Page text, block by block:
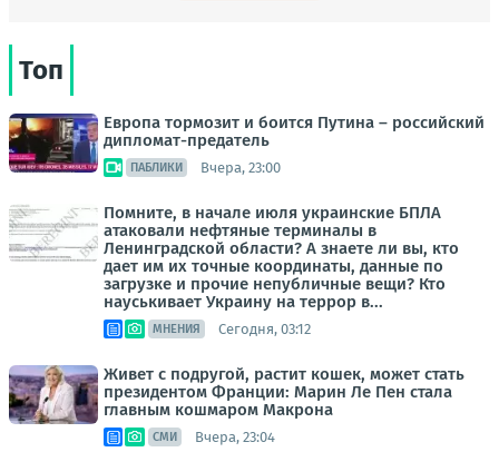
Топ
Европа тормозит и боится Путина – российский
дипломат-предатель
ПАБЛИКИ Вчера, 23:00
Помните, в начале июля украинские БПЛА
атаковали нефтяные терминалы в
Ленинградской области? А знаете ли вы, кто
дает им их точные координаты, данные по
загрузке и прочие непубличные вещи? Кто
науськивает Украину на террор в...
МНЕНИЯ Сегодня, 03:12
Живет с подругой, растит кошек, может стать
президентом Франции: Марин Ле Пен стала
главным кошмаром Макрона
СМИ Вчера, 23:04